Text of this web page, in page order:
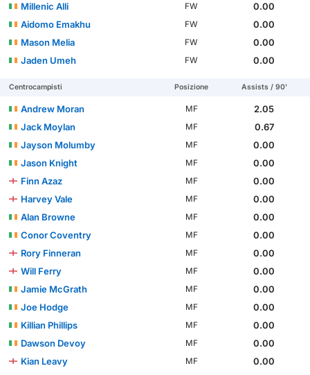
Millenic Alli
FW
0.00
Aidomo Emakhu
FW
0.00
Mason Melia
FW
0.00
Jaden Umeh
FW 0.00
Centrocampisti Posizione Assists / 90'
Andrew Moran MF
2.05
Jack Moylan
MF
0.67
Jayson Molumby
MF
0.00
Jason Knight
MF
0.00
Finn Azaz
MF
0.00
Harvey Vale
MF
0.00
Alan Browne
MF
0.00
Conor Coventry
MF
0.00
Rory Finneran
MF
0.00
Will Ferry
MF
0.00
Jamie McGrath
MF
0.00
Joe Hodge
MF
0.00
Killian Phillips
MF
0.00
Dawson Devoy
MF
0.00
Kian Leavy
MF 0.00